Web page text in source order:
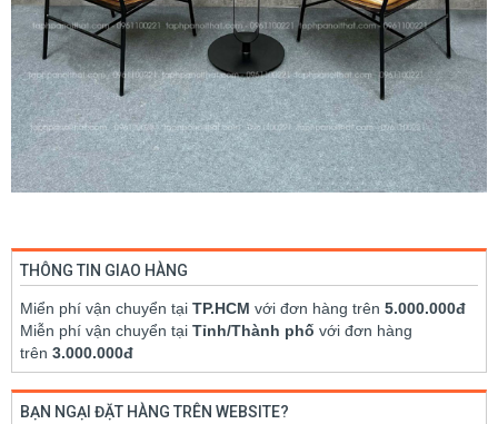
THÔNG TIN GIAO HÀNG
Miển phí vận chuyển tại TP.HCM với đơn hàng trên 5.000.000đ
Miễn phí vận chuyển tại Tỉnh/Thành phố với đơn hàng
trên 3.000.000đ
BẠN NGẠI ĐẶT HÀNG TRÊN WEBSITE?